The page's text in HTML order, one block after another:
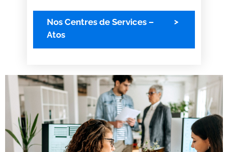
Nos Centres de Services –
Atos